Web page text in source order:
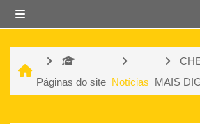
Páginas do site Notícias
MAIS